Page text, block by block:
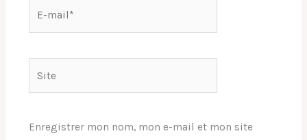
Enregistrer mon nom, mon e-mail et mon site